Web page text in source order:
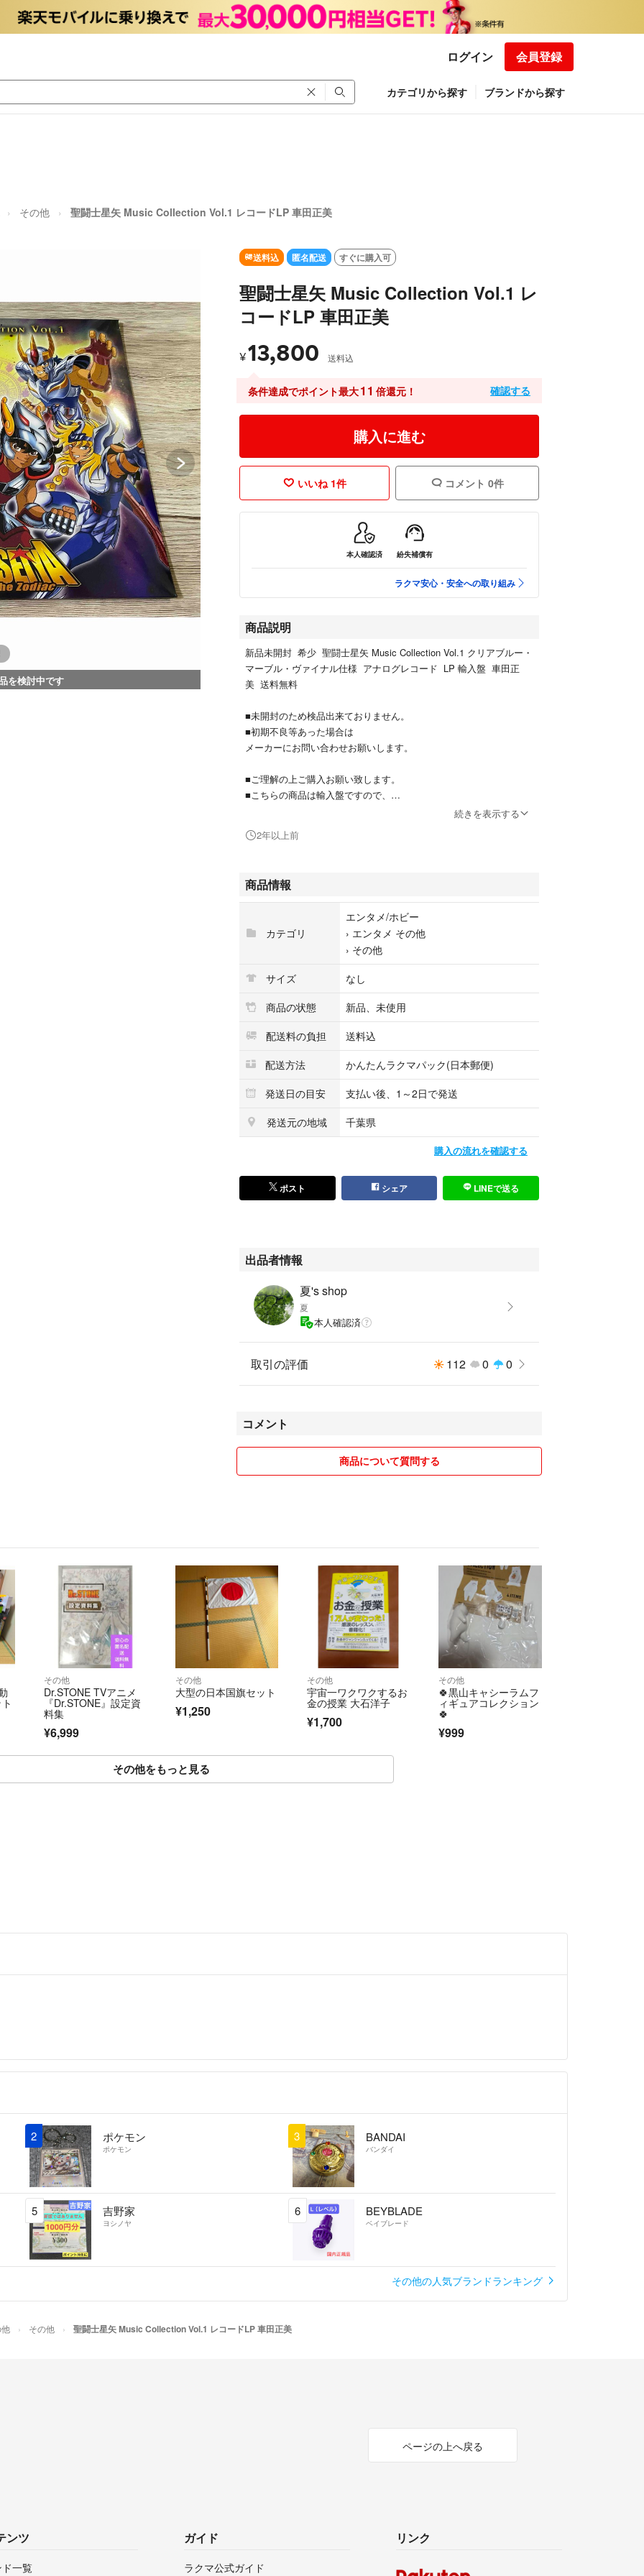
ログイン 会員登録
カテゴリから探す ブランドから探す
その他 聖闘士星矢 Music Collection Vol.1 レコードLP 車田正美
を検討中です
送料込 匿名配送 すぐに購入可
聖闘士星矢 Music Collection Vol.1 レ
コードLP 車田正美
¥13,800 送料込
条件達成でポイント最大11 倍還元！ 確認する
購入に進む
いいね 1件 コメント 0件
本人確認済 紛失補償有
ラクマ安心・安全への取り組み
商品説明
新品未開封 希少 聖闘士星矢 Music Collection Vol.1 クリアブルー・
マーブル・ヴァイナル仕様 アナログレコード LP 輸入盤 車田正
美 送料無料
■未開封のため検品出来ておりません。
■初期不良等あった場合は
メーカーにお問い合わせお願いします。
■ご理解の上ご購入お願い致します。
■こちらの商品は輸入盤ですので、
■不明な点は購入前にお問い合わせください♪
続きを表示する
2年以上前
商品情報
カテゴリ
エンタメ/ホビー
› エンタメ その他
› その他
サイズ
なし
商品の状態
新品、未使用
配送料の負担
送料込
配送方法
かんたんラクマパック(日本郵便)
発送日の目安
支払い後、1～2日で発送
発送元の地域
千葉県
購入の流れを確認する
ポスト シェア LINEで送る
出品者情報
夏's shop
夏
本人確認済
取引の評価 112 0 0
コメント
商品について質問する
その他
Dr.STONE TVアニメ
『Dr.STONE』設定資
料集
¥6,999
その他
大型の日本国旗セット
¥1,250
その他
宇宙一ワクワクするお
金の授業 大石洋子
¥1,700
その他
🍀黒山キャシーラムフ
ィギュアコレクション
🍀
¥999
その他をもっと見る
2 ポケモン
ポケモン
3 BANDAI
バンダイ
5 吉野家
ヨシノヤ
6 BEYBLADE
ベイブレード
その他の人気ブランドランキング
その他 聖闘士星矢 Music Collection Vol.1 レコードLP 車田正美
ページの上へ戻る
ンツ
一覧
ガイド
ラクマ公式ガイド
リンク